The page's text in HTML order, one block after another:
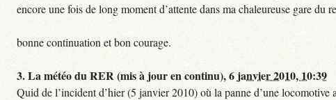
encore une fois de long moment d’attente dans ma chaleureuse gare du
bonne continuation et bon courage.
3.La météo du RER (mis à jour en continu),6 janvier 2010, 10:39
Quid de l’incident d’hier (5 janvier 2010) où la panne d’une